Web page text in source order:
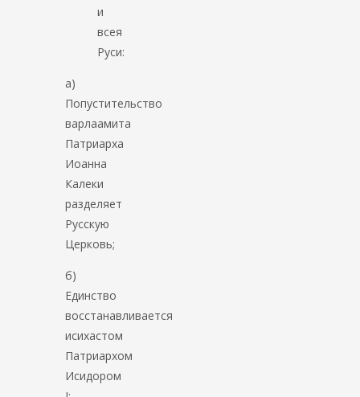
и
всея
Руси:
а)
Попустительство
варлаамита
Патриарха
Иоанна
Калеки
разделяет
Русскую
Церковь;
б)
Единство
восстанавливается
исихастом
Патриархом
Исидором